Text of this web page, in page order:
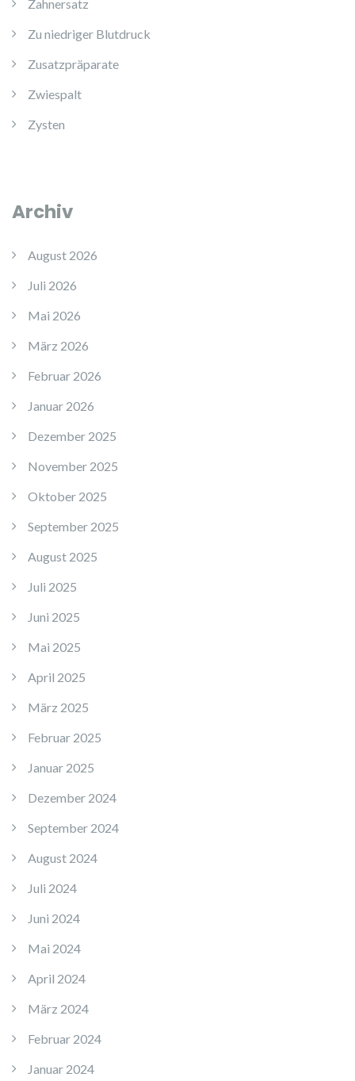
Zahnersatz
Zu niedriger Blutdruck
Zusatzpräparate
Zwiespalt
Zysten
Archiv
August 2026
Juli 2026
Mai 2026
März 2026
Februar 2026
Januar 2026
Dezember 2025
November 2025
Oktober 2025
September 2025
August 2025
Juli 2025
Juni 2025
Mai 2025
April 2025
März 2025
Februar 2025
Januar 2025
Dezember 2024
September 2024
August 2024
Juli 2024
Juni 2024
Mai 2024
April 2024
März 2024
Februar 2024
Januar 2024